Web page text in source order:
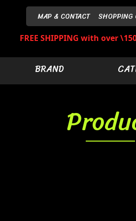
MAP & CONTACT SHOPPING
FREE SHIPPING with over
BRAND